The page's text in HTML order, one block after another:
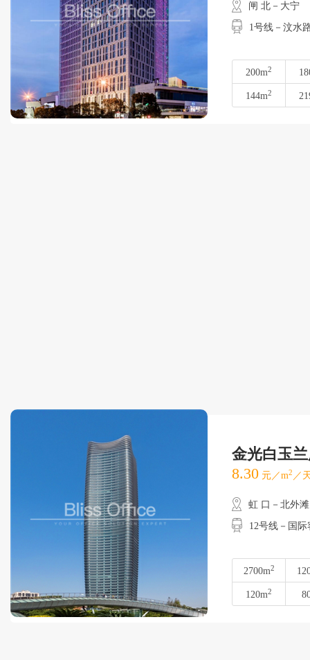
闸 北－大宁
1号线－汶水
200m2
144m2
金光白玉
8.30 元／m2 ／
虹 口－北外滩
12号线－国
2700m2
120m2